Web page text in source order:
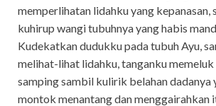
memperlihatan lidahku yang kepanasan,
kuhirup wangi tubuhnya yang habis
Kudekatkan dudukku pada tubuh Ayu,
melihat-lihat lidahku, tanganku
samping sambil kulirik belahan dadanya
montok menantang dan menggairahkan